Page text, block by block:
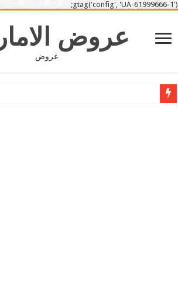
gtag('config', 'UA-61999666-1');
عروض
عروض